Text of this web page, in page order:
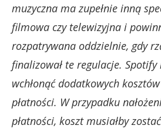
muzyczna ma zupełnie inną
filmowa czy telewizyjna i
rozpatrywana oddzielnie, gdy
finalizował te regulacje.
wchłonąć dodatkowych
płatności. W przypadku
płatności, koszt musiałby